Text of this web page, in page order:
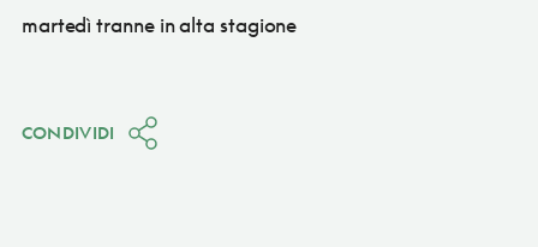
martedì tranne in alta stagione
CONDIVIDI